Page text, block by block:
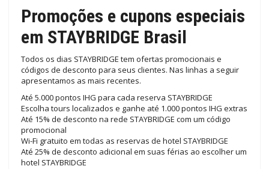
Promoções e cupons especiais
em STAYBRIDGE Brasil
Todos os dias STAYBRIDGE tem ofertas promocionais e
códigos de desconto para seus clientes. Nas linhas a seguir
apresentamos as mais recentes.
Até 5.000 pontos IHG para cada reserva STAYBRIDGE
Escolha tours localizados e ganhe até 1.000 pontos IHG extras
Até 15% de desconto na rede STAYBRIDGE com um código
promocional
Wi-Fi gratuito em todas as reservas de hotel STAYBRIDGE
Até 25% de desconto adicional em suas férias ao escolher um
hotel STAYBRIDGE